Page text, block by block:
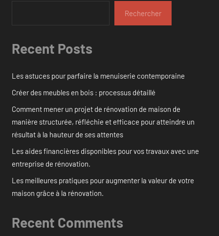
Rechercher
Recent Posts
Les astuces pour parfaire la menuiserie contemporaine
Créer des meubles en bois : processus détaillé
Comment mener un projet de rénovation de maison de
manière structurée, réfléchie et efficace pour atteindre un
résultat à la hauteur de ses attentes
Les aides financières disponibles pour vos travaux avec une
entreprise de rénovation.
Les meilleures pratiques pour augmenter la valeur de votre
maison grâce à la rénovation.
Recent Comments